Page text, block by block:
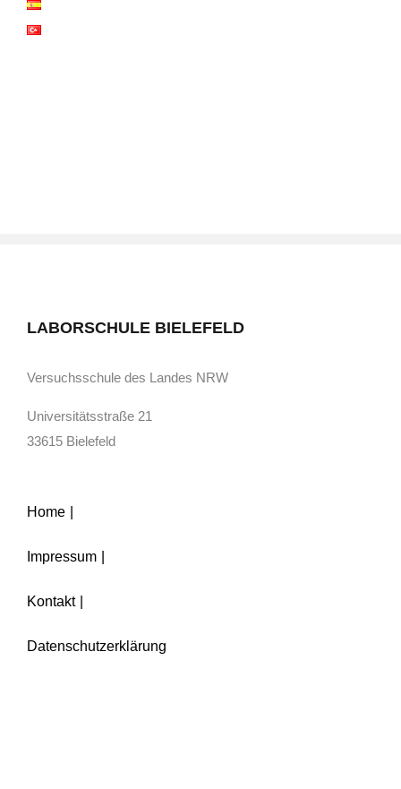
LABORSCHULE BIELEFELD
Versuchsschule des Landes NRW
Universitätsstraße 21
33615 Bielefeld
Home
Impressum
Kontakt
Datenschutzerklärung